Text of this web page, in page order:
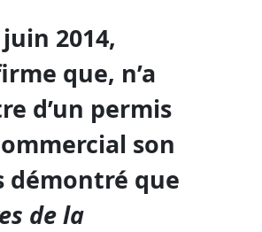
2014,
que, n’a
d’un permis
son
démontré que
de la